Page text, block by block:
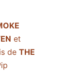
et
de THE